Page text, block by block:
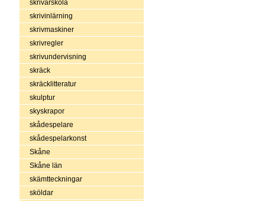
skrivarskola
skrivinlärning
skrivmaskiner
skrivregler
skrivundervisning
skräck
skräcklitteratur
skulptur
skyskrapor
skådespelare
skådespelarkonst
Skåne
Skåne län
skämtteckningar
sköldar